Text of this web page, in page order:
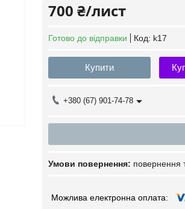
700 ₴/лист
Готово до відправки Код: k17
Купити
+380 (67) 901-74-78
повернення